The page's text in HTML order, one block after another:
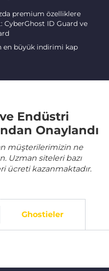
premium özelliklere
CyberGhost ID Guard ve
en büyük indirimi kap
Endüstri
Onaylandı
müşterilerimizin ne
Uzman siteleri bazı
ücreti kazanmaktadır.
Ghostieler